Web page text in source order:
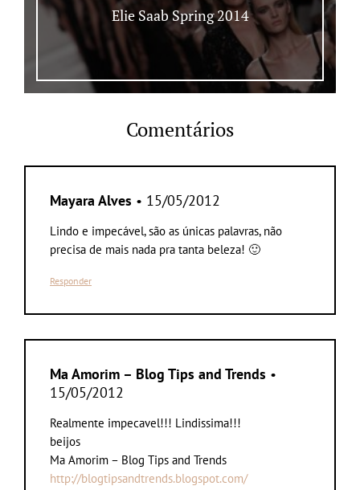
Elie Saab Spring 2014
Comentários
Mayara Alves • 15/05/2012
Lindo e impecável, são as únicas palavras, não
precisa de mais nada pra tanta beleza! 🙂
Responder
Ma Amorim – Blog Tips and Trends •
15/05/2012
Realmente impecavel!!! Lindissima!!!
beijos
Ma Amorim – Blog Tips and Trends
http://blogtipsandtrends.blogspot.com/